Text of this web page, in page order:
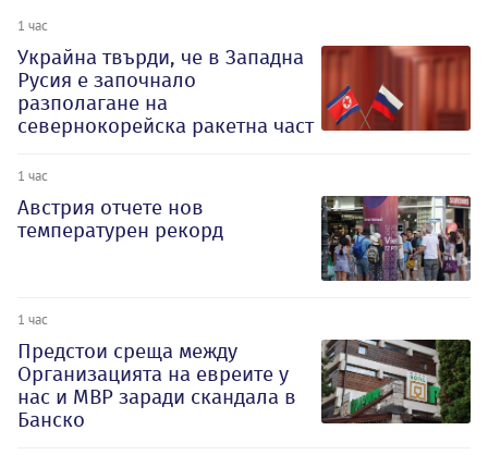
1 час
Украйна твърди, че в Западна
Русия е започнало
разполагане на
севернокорейска ракетна част
1 час
Австрия отчете нов
температурен рекорд
1 час
Предстои среща между
Организацията на евреите у
нас и МВР заради скандала в
Банско